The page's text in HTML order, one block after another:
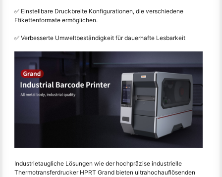
✅ Einstellbare Druckbreite Konfigurationen, die verschiedene
Etikettenformate ermöglichen.
✅ Verbesserte Umweltbeständigkeit für dauerhafte Lesbarkeit
Industrietaugliche Lösungen wie der hochpräzise industrielle
Thermotransferdrucker HPRT Grand bieten ultrahochauflösenden